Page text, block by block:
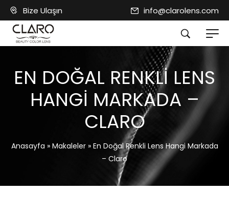
Bize Ulaşın info@clarolens.com
EN DOĞAL RENKLI LENS
HANGI MARKADA –
CLARO
Anasayfa » Makaleler» En Doğal Renkli Lens Hangi Markada
– Claro